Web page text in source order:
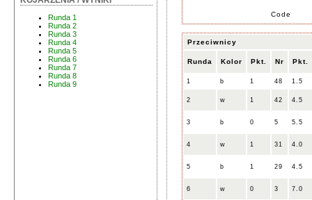
Runda 1
Runda 2
Runda 3
Runda 4
Runda 5
Runda 6
Runda 7
Runda 8
Runda 9
Code
Przeciwnicy
Runda Kolor Pkt. Nr Pkt.
1 b 1 48 1.5
2 w 1 42 4.5
3 b 0 5 5.5
4 w 1 31 4.0
5 b 1 29 4.5
6 w 0 3 7.0